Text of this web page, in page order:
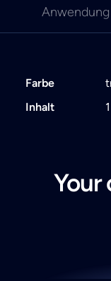
Anwendung
Farbe
Inhalt
Your